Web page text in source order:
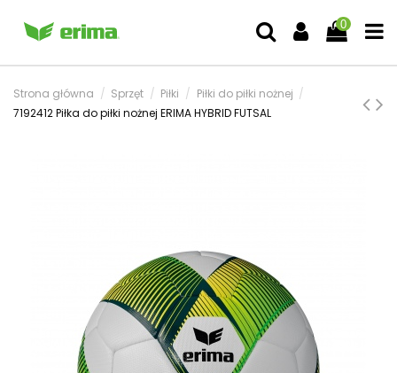
0
Strona główna Sprzęt Piłki
Piłki do piłki nożnej
7192412 Piłka do piłki nożnej ERIMA HYBRID FUTSAL